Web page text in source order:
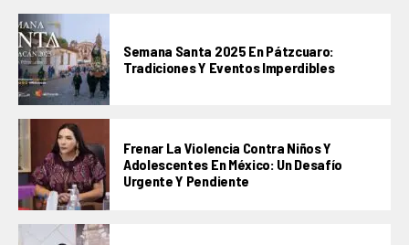
Semana Santa 2025 En Pátzcuaro:
Tradiciones Y Eventos Imperdibles
Frenar La Violencia Contra Niños Y
Adolescentes En México: Un Desafío
Urgente Y Pendiente